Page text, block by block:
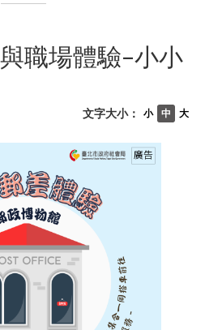
職場體驗–小小
大
中
小
文字大小：